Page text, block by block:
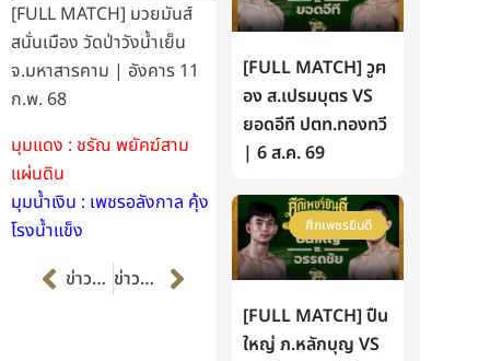
[FULL MATCH] มวยมันส์
สนั่นเมือง วัดป่าวังน้ำเย็น
จ.มหาสารคาม | อังคาร 11
ก.พ. 68
มุมแดง : ชรัณ พยัคฆ์สาม
แผ่นดิน
มุมน้ำเงิน : เพชรอลังกาล คุ้ง
โรงน้ำแข็ง
Prevข่าวก่อนหน้า ข่าวต่อไป Next
[FULL MATCH] วูฅ
อง ส.เปรมบุตร VS
ยอดอีที ปตท.ทองทวี
| 6 ส.ค. 69
ศึกเพชรยินดี
[FULL MATCH] ปืน
ใหญ่ ภ.หลักบุญ VS